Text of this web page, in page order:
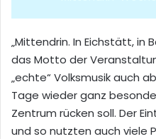
„Mittendrin. In Eichstätt, in
das Motto der
„echte“ Volksmusik auch
Tage wieder ganz
Zentrum rücken soll. Der
und so nutzten auch viele